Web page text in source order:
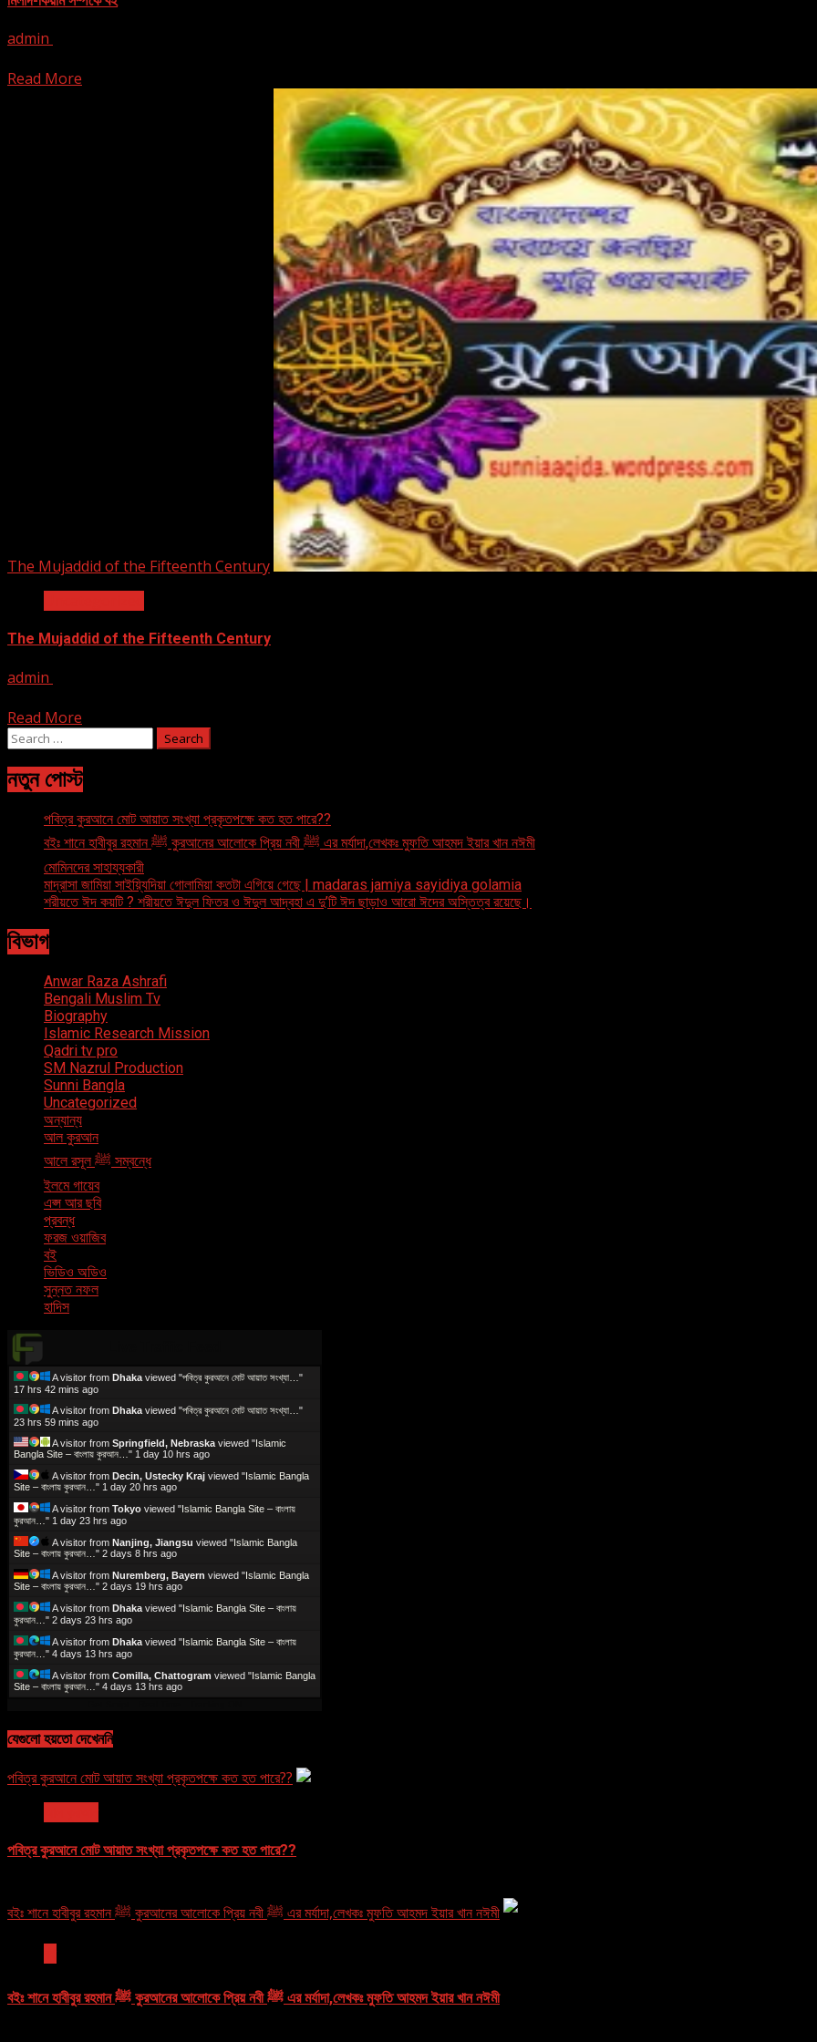
admin
Read More
The Mujaddid of the Fifteenth Century
The Mujaddid of the Fifteenth Century
admin
Read More
Search
for:
নতুন পোস্ট
পবিত্র কুরআনে মোট আয়াত সংখ্যা প্রকৃতপক্ষে কত হত পারে??
বইঃ শানে হাবীবুর রহমান ﷺ কুরআনের আলোকে প্রিয় নবী ﷺ এর মর্যাদা,লেখকঃ মুফতি আহমদ ইয়ার খান নঈমী
মোমিনদের সাহায্যকারী
মাদ্রাসা জামিয়া সাইয়্যিদিয়া গোলামিয়া কতটা এগিয়ে গেছে | madaras jamiya sayidiya golamia
শরীয়তে ঈদ কয়টি ? শরীয়তে ঈদুল ফিতর ও ঈদুল আদ্বহা এ দু’টি ঈদ ছাড়াও আরো ঈদের অস্তিত্ব রয়েছে।
বিভাগ
Anwar Raza Ashrafi
Bengali Muslim Tv
Biography
Islamic Research Mission
Qadri tv pro
SM Nazrul Production
Sunni Bangla
Uncategorized
অন্যান্য
আল কুরআন
আলে রসূল ﷺ সম্বন্ধে
ইলমে গায়েব
এপ্স আর ছবি
প্রবন্ধ
ফরজ ওয়াজিব
বই
ভিডিও অডিও
সুন্নত নফল
হাদিস
A visitor from Dhaka viewed "পবিত্র কুরআনে মোট আয়াত সংখ্যা… "
17 hrs 42 mins ago
A visitor from Dhaka viewed "পবিত্র কুরআনে মোট আয়াত সংখ্যা… "
23 hrs 59 mins ago
A visitor from Springfield, Nebraska viewed "Islamic
Bangla Site – বাংলায় কুরআন… " 1 day 10 hrs ago
A visitor from Decin, Ustecky Kraj viewed "Islamic Bangla
Site – বাংলায় কুরআন… " 1 day 20 hrs ago
A visitor from Tokyo viewed "Islamic Bangla Site – বাংলায়
কুরআন… " 1 day 23 hrs ago
A visitor from Nanjing, Jiangsu viewed "Islamic Bangla
Site – বাংলায় কুরআন… " 2 days 8 hrs ago
A visitor from Nuremberg, Bayern viewed "Islamic Bangla
Site – বাংলায় কুরআন… " 2 days 19 hrs ago
A visitor from Dhaka viewed "Islamic Bangla Site – বাংলায়
কুরআন… " 2 days 23 hrs ago
A visitor from Dhaka viewed "Islamic Bangla Site – বাংলায়
কুরআন… " 4 days 13 hrs ago
A visitor from Comilla, Chattogram viewed "Islamic Bangla
Site – বাংলায় কুরআন… " 4 days 13 hrs ago
যেগুলো হয়তো দেখেননি
পবিত্র কুরআনে মোট আয়াত সংখ্যা প্রকৃতপক্ষে কত হত পারে??
পবিত্র কুরআনে মোট আয়াত সংখ্যা প্রকৃতপক্ষে কত হত পারে??
বইঃ শানে হাবীবুর রহমান ﷺ কুরআনের আলোকে প্রিয় নবী ﷺ এর মর্যাদা,লেখকঃ মুফতি আহমদ ইয়ার খান নঈমী
বইঃ শানে হাবীবুর রহমান ﷺ কুরআনের আলোকে প্রিয় নবী ﷺ এর মর্যাদা,লেখকঃ মুফতি আহমদ ইয়ার খান নঈমী